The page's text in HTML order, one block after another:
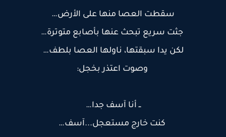
سقطت العصا منها على الأرض…
جثت سريع تبحث عنها بأصابع متوترة…
لكن يدا سبقتها، ناولها العصا بلطف…
وصوت اعتذر بخجل:
ــ أنا آسف جدا…
كنت خارج مستعجل...آسف…